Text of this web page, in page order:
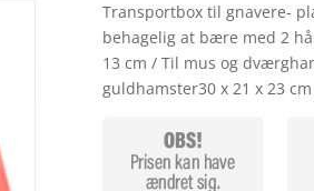
Transportbox til gnavere-
behagelig at bære med 2
13 cm / Til mus og
guldhamster30 x 21 x 23